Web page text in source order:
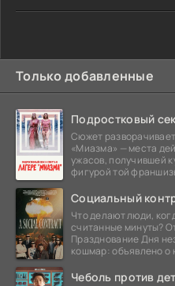
Только добавленные
Сюжет
«Миазма» — места
ужасов, получившей
фигурой той
Социальный
Что делают люди,
считанные минуты?
Празднование Дня
кошмар: объявлено о
Чеболь против